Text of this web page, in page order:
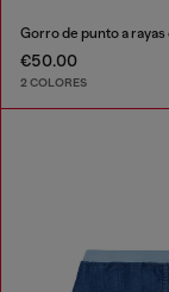
€50.00
2 COLORES